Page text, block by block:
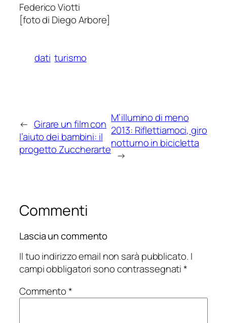
Federico Viotti
[foto di Diego Arbore]
dati turismo
← Girare un film con
l’aiuto dei bambini: il
progetto Zuccherarte
M’illumino di meno
2013: Riflettiamoci, giro
notturno in bicicletta
→
Commenti
Lascia un commento
Il tuo indirizzo email non sarà pubblicato. I
campi obbligatori sono contrassegnati*
Commento*